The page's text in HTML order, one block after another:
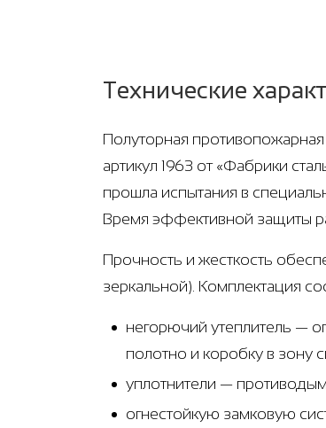
Технические
Полуторная
артикул 1963 от «Фабрики
прошла испытания в
Время эффективной защиты
Прочность и жесткость
зеркальной). Комплектация
негорючий утеплитель —
полотно и коробку в зону
уплотнители —
огнестойкую замковую